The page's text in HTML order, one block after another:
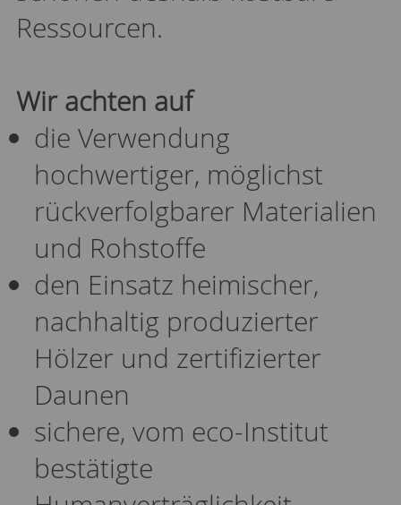
Ressourcen.
Wir achten auf
die Verwendung
hochwertiger, möglichst
rückverfolgbarer Materialien
und Rohstoffe
den Einsatz heimischer,
nachhaltig produzierter
Hölzer und zertifizierter
Daunen
sichere, vom eco-Institut
bestätigte